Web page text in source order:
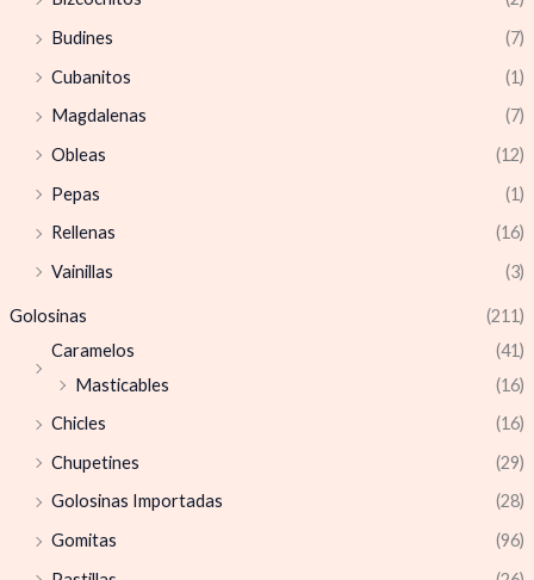
Budines
(7)
Cubanitos
(1)
Magdalenas
(7)
Obleas
(12)
Pepas
(1)
Rellenas
(16)
Vainillas
(3)
Golosinas
(211)
Caramelos
(41)
Masticables
(16)
Chicles
(16)
Chupetines
(29)
Golosinas Importadas
(28)
Gomitas
(96)